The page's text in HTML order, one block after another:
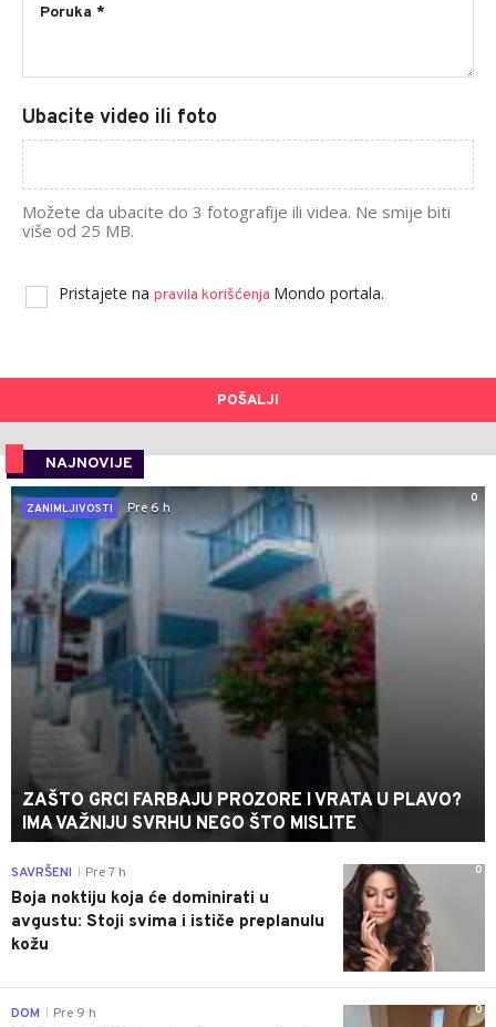
Ubacite video ili foto
Možete da ubacite do 3 fotografije ili videa. Ne smije biti
više od 25 MB.
Pristajete na pravila korišćenja Mondo portala.
POŠALJI
NAJNOVIJE
0
ZANIMLJIVOSTI
Pre 6 h
ZAŠTO GRCI FARBAJU PROZORE I VRATA U PLAVO?
IMA VAŽNIJU SVRHU NEGO ŠTO MISLITE
0
SAVRŠENI Pre 7 h
Boja noktiju koja će dominirati u
avgustu: Stoji svima i ističe preplanulu
kožu
0
DOM Pre 9 h